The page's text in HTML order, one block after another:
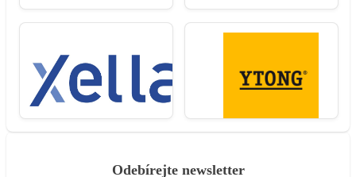
Odebírejte newsletter